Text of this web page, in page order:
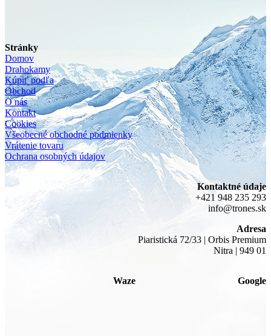
Stránky
Domov
Drahokamy
Kúpiť podľa
Obchod
O nás
Kontakt
Cookies
Všeobecné obchodné podmienky
Vrátenie tovaru
Ochrana osobných údajov
Kontaktné údaje
+421 948 235 293
info@trones.sk
Adresa
Piaristická 72/33 | Orbis Premium
Nitra | 949 01
Waze Google